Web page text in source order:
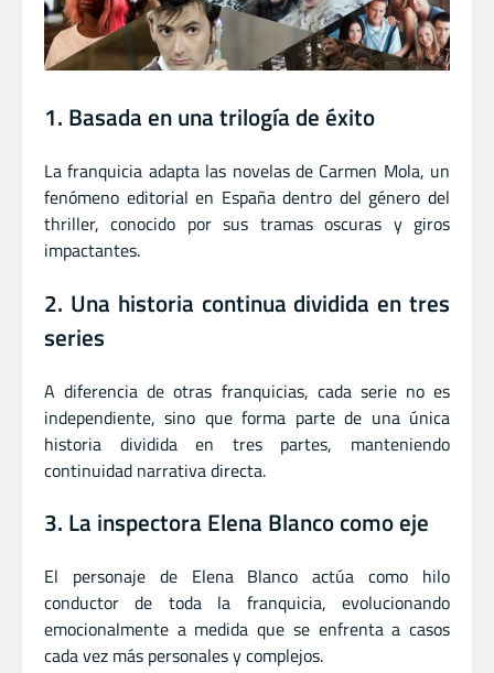
1. Basada en una trilogía de éxito
La franquicia adapta las novelas de Carmen Mola, un
fenómeno editorial en España dentro del género del
thriller, conocido por sus tramas oscuras y giros
impactantes.
2. Una historia continua dividida en tres
series
A diferencia de otras franquicias, cada serie no es
independiente, sino que forma parte de una única
historia dividida en tres partes, manteniendo
continuidad narrativa directa.
3. La inspectora Elena Blanco como eje
El personaje de Elena Blanco actúa como hilo
conductor de toda la franquicia, evolucionando
emocionalmente a medida que se enfrenta a casos
cada vez más personales y complejos.